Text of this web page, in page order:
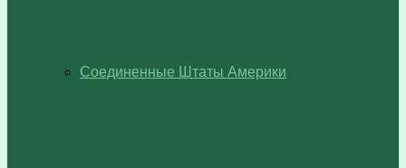
Соединенные Штаты Америки